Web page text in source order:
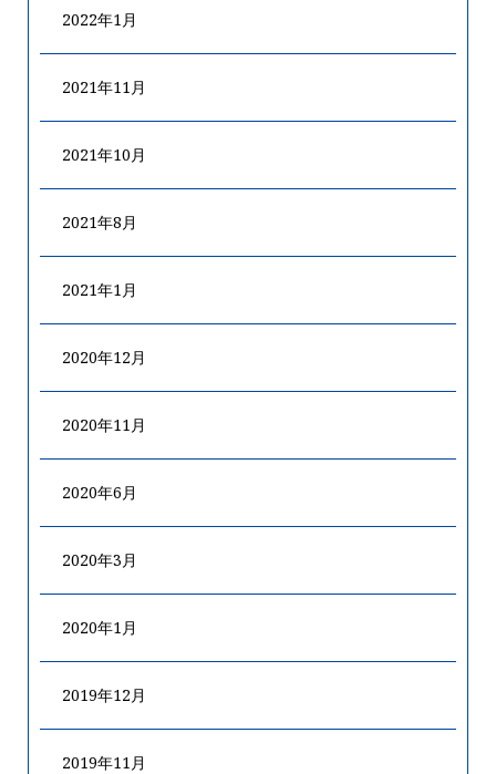
2022年1月
2021年11月
2021年10月
2021年8月
2021年1月
2020年12月
2020年11月
2020年6月
2020年3月
2020年1月
2019年12月
2019年11月